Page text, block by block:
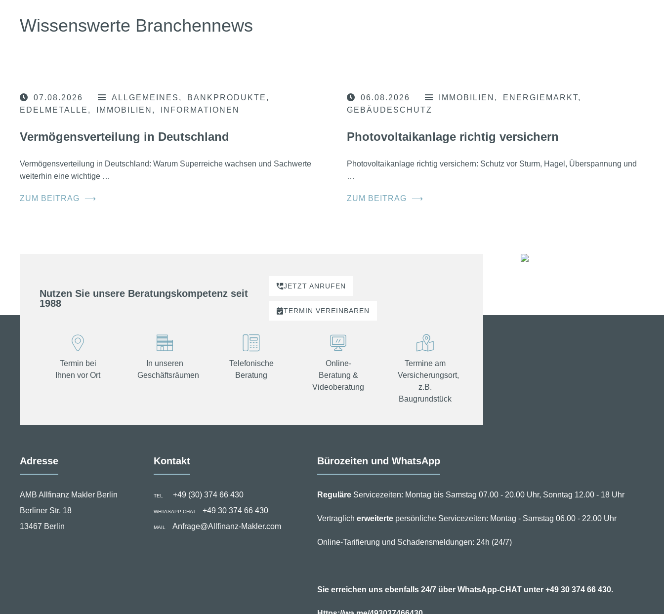
Wissenswerte Branchennews
07.08.2026 ALLGEMEINES
BANKPRODUKTE
EDELMETALLE
IMMOBILIEN INFORMATIONEN
Vermögensverteilung in Deutschland
Vermögensverteilung in Deutschland: Warum Superreiche wachsen und Sachwerte
weiterhin eine wichtige …
ZUM BEITRAG ⟶
06.08.2026 IMMOBILIEN
ENERGIEMARKT
GEBÄUDESCHUTZ
Photovoltaikanlage richtig versichern
Photovoltaikanlage richtig versichern: Schutz vor Sturm, Hagel, Überspannung und
…
ZUM BEITRAG ⟶
Nutzen Sie unsere Beratungskompetenz seit
1988
JETZT ANRUFEN
TERMIN VEREINBAREN
Termin bei
Ihnen vor Ort
In unseren
Geschäftsräumen
Telefonische
Beratung
Online-
Beratung &
Videoberatung
Termine am
Versicherungsort,
z.B.
Baugrundstück
Adresse
AMB Allfinanz Makler Berlin
Berliner Str. 18
13467 Berlin
Kontakt
TEL +49 (30) 374 66 430
WHTASAPP-CHAT +49 30 374 66 430
MAIL Anfrage@Allfinanz-Makler.com
Bürozeiten und WhatsApp
ReguläreServicezeiten: Montag bis Samstag 07.00 - 20.00 Uhr, Sonntag 12.00 - 18 Uhr
Vertraglich erweitertepersönliche Servicezeiten: Montag - Samstag 06.00 - 22.00 Uhr
Online-Tarifierung und Schadensmeldungen: 24h (24/7)
Sie erreichen uns ebenfalls 24/7 über WhatsApp-CHAT unter +49 30 374 66 430.